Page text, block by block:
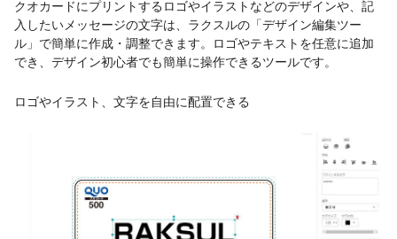
クオカードにプリントするロゴやイラストなどのデザインや、記
入したいメッセージの文字は、ラクスルの「デザイン編集ツー
ル」で簡単に作成・調整できます。ロゴやテキストを任意に追加
でき、デザイン初心者でも簡単に操作できるツールです。
ロゴやイラスト、文字を自由に配置できる